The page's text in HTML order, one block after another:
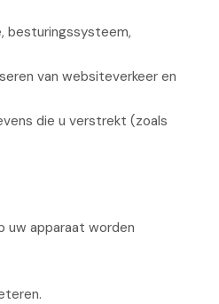
besturingssysteem,
van websiteverkeer en
die u verstrekt (zoals
uw apparaat worden